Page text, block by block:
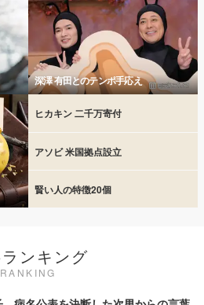
深澤 有田とのテンポ手応え
ヒカキン 二千万寄付
アソビ 米国拠点設立
賢い人の特徴20個
ンキング
RANKING